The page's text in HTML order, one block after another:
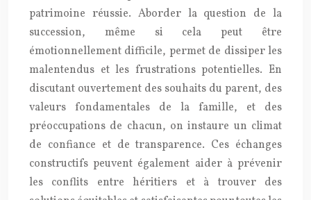
patrimoine réussie. Aborder la question de la
succession, même si cela peut être
émotionnellement difficile, permet de dissiper les
malentendus et les frustrations potentielles. En
discutant ouvertement des souhaits du parent, des
valeurs fondamentales de la famille, et des
préoccupations de chacun, on instaure un climat
de confiance et de transparence. Ces échanges
constructifs peuvent également aider à prévenir
les conflits entre héritiers et à trouver des